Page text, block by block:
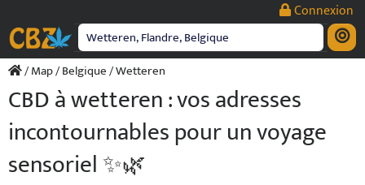
contenu
Connexion
/Map/Belgique/ Wetteren
CBD à wetteren : vos adresses
incontournables pour un voyage
sensoriel ✨🌿